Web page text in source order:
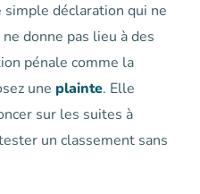
simple déclaration qui ne
donne pas lieu à des
pénale comme la
une plainte. Elle
sur les suites à
un classement sans